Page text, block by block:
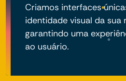
Criamos interfaces
identidade visual da sua
garantindo uma
ao usuário.